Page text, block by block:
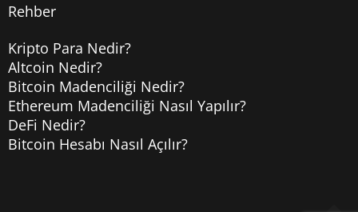
Rehber
Kripto Para Nedir?
Altcoin Nedir?
Bitcoin Madenciliği Nedir?
Ethereum Madenciliği Nasıl Yapılır?
DeFi Nedir?
Bitcoin Hesabı Nasıl Açılır?